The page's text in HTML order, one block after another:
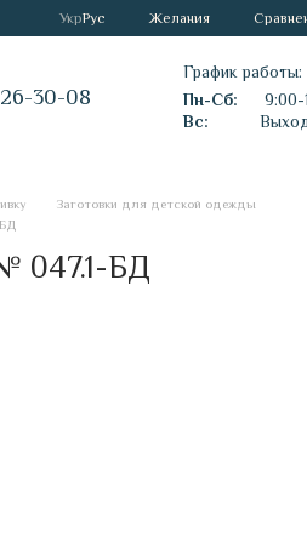
УкрРус Желания
30-08
График работы:
Пн-Сб:
9:00-
Вс:
Заготовки для детской одежды
047.1-БД